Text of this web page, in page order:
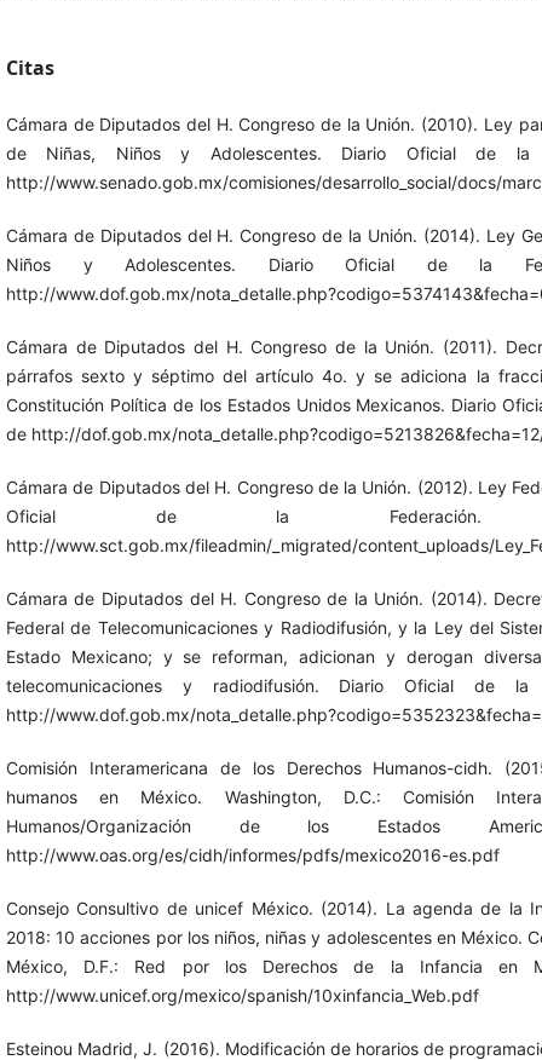
Citas
Cámara de Diputados del H. Congreso de la Unión. (2010). Ley
de Niñas, Niños y Adolescentes. Diario Oficial de la
http://www.senado.gob.mx/comisiones/desarrollo_social/docs/
Cámara de Diputados del H. Congreso de la Unión. (2014). Ley
Niños y Adolescentes. Diario Oficial de la
http://www.dof.gob.mx/
Cámara de Diputados del H. Congreso de la Unión. (2011).
párrafos sexto y séptimo del artículo 4o. y se adiciona la
Constitución Política de los Estados Unidos Mexicanos. Diario
de http://dof.gob.mx/
Cámara de Diputados del H. Congreso de la Unión. (2012). Ley
Oficial de la Federación.
http://www.sct.gob.mx/fileadmin/_migrated/content_uploads/
Cámara de Diputados del H. Congreso de la Unión. (2014).
Federal de Telecomunicaciones y Radiodifusión, y la Ley del
Estado Mexicano; y se reforman, adicionan y derogan
telecomunicaciones y radiodifusión. Diario Oficial de la
http://www.dof.gob.mx/
Comisión Interamericana de los Derechos Humanos-cidh.
humanos en México. Washington, D.C.: Comisión
Humanos/Organización de los Estados
http://www.oas.org/es/cidh/informes/pdfs/mexico2016-es.pdf
Consejo Consultivo de unicef México. (2014). La agenda de la
2018: 10 acciones por los niños, niñas y adolescentes en México.
México, D.F.: Red por los Derechos de la Infancia en
http://www.unicef.org/mexico/spanish/10xinfancia_Web.pdf
Esteinou Madrid, J. (2016). Modificación de horarios de